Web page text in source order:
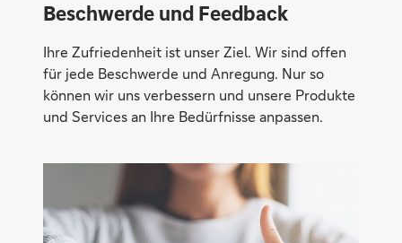
Beschwerde und Feedback
Ihre Zufriedenheit ist unser Ziel. Wir sind offen
für jede Beschwerde und Anregung. Nur so
können wir uns verbessern und unsere Produkte
und Services an Ihre Bedürfnisse anpassen.